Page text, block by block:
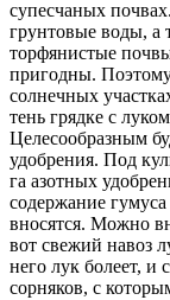
супесчаных
грунтовые воды, а
торфянистые
пригодны.
солнечных
тень грядке с
Целесообразным
удобрения. Под
га азотных
содержание
вносятся. Можно
вот свежий навоз
него лук болеет, и
сорняков, с